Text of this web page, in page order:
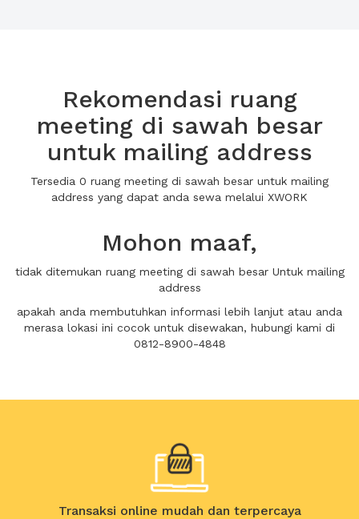
Rekomendasi ruang
meeting di sawah besar
untuk mailing address
Tersedia 0 ruang meeting di sawah besar untuk mailing
address yang dapat anda sewa melalui XWORK
Mohon maaf,
tidak ditemukan ruang meeting di sawah besar Untuk mailing
address
apakah anda membutuhkan informasi lebih lanjut atau anda
merasa lokasi ini cocok untuk disewakan, hubungi kami di
0812-8900-4848
Transaksi online mudah dan terpercaya